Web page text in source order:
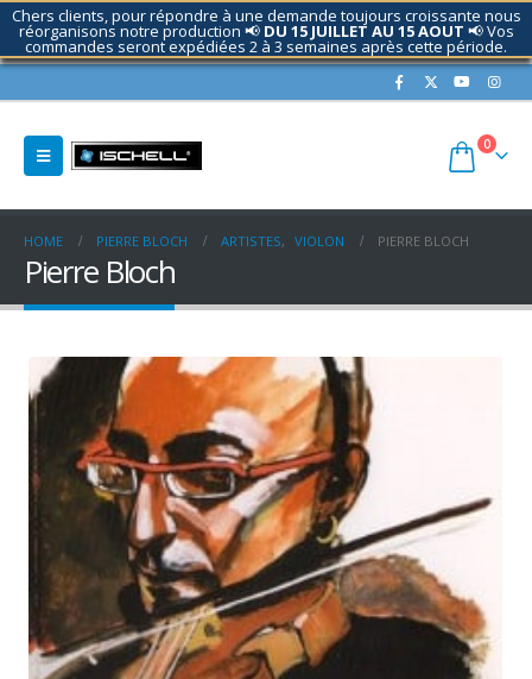
Chers clients, pour répondre à une demande toujours croissante nous
réorganisons notre production 📢 DU 15 JUILLET AU 15 AOUT 📢 Vos
commandes seront expédiées 2 à 3 semaines après cette période.
Contactez nous si nécessaire.
0
HOME PIERRE BLOCH ARTISTES, VIOLON PIERRE BLOCH
Pierre Bloch